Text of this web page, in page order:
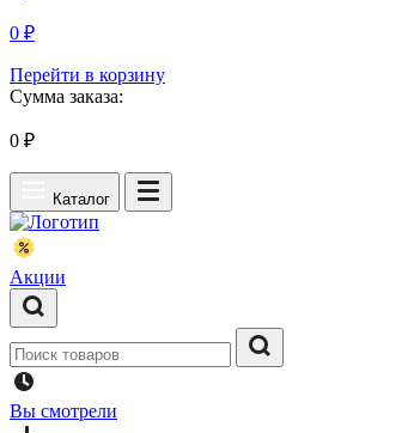
0 ₽
Перейти в корзину
Сумма заказа:
0 ₽
Каталог
Акции
Вы смотрели